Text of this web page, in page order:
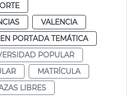
VALENCIA
EN PORTADA TEMÁTICA
POPULAR
MATRÍCULA
LIBRES